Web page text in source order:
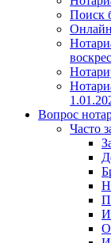
Поиск
Вопрос
Часто